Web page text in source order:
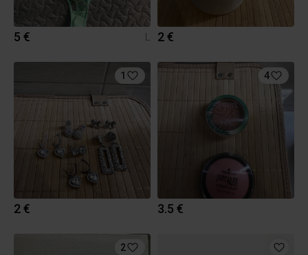
5 € L 2 €
1
2 €
4
3.5 €
2